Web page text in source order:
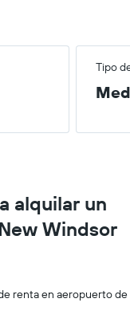
Tipo
alquilar un
Windsor
renta en aeropuerto de